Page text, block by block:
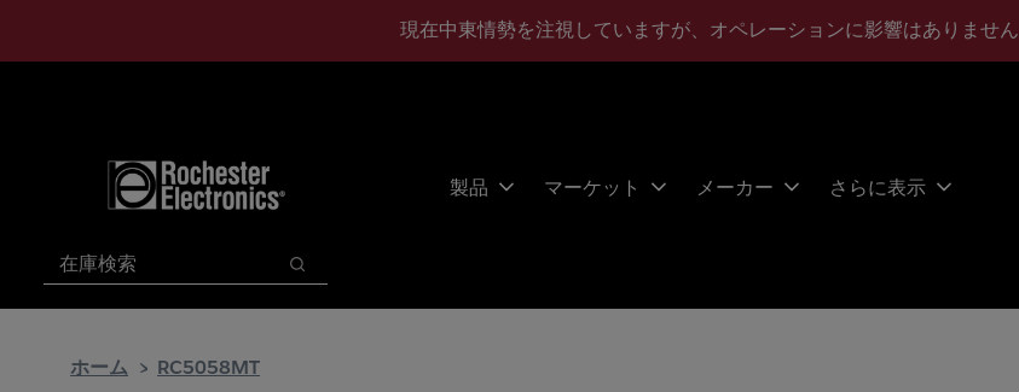
現在中東情勢を注視していますが、オペレーションに影響はありません
製品 マーケット メーカー さらに表示
検索
検索
ホーム RC5058MT